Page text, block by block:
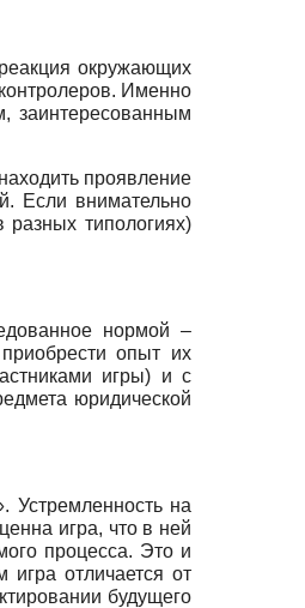
окружающих
Именно
заинтересованным
проявление
Если внимательно
разных типологиях)
нормой –
опыт их
игры) и с
юридической
Устремленность на
игра, что в ней
процесса. Это и
игра отличается от
будущего